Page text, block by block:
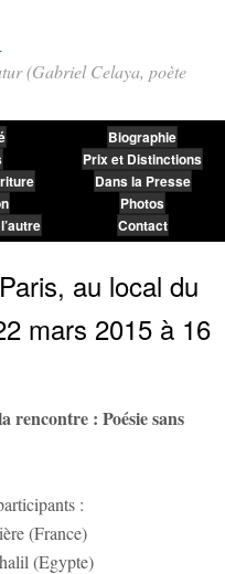
(Gabriel Celaya, poète
Biographie
Prix et Distinctions
Dans la Presse
Photos
Contact
au local du
mars 2015 à 16
rencontre : Poésie sans
:
(France)
(Egypte)